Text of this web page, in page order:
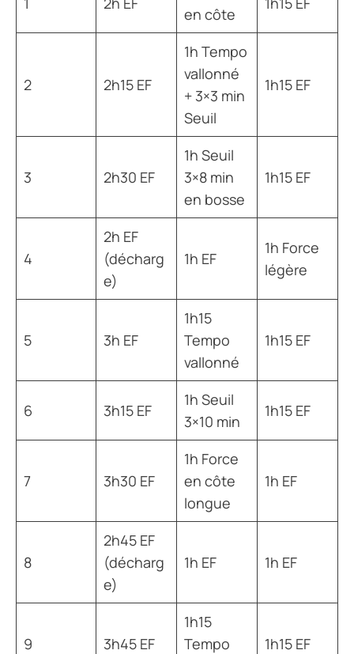
en côte
2 2h15 EF
1h Tempo
vallonné
+ 3×3 min
Seuil
1h15 EF
3 2h30 EF
1h Seuil
3×8 min
en bosse
1h15 EF
4
2h EF
(décharg
e)
1h EF
1h Force
légère
5 3h EF
1h15
Tempo
vallonné
1h15 EF
6 3h15 EF
1h Seuil
3×10 min
1h15 EF
7 3h30 EF
1h Force
en côte
longue
1h EF
8
2h45 EF
(décharg
e)
1h EF 1h EF
9 3h45 EF
1h15
Tempo
1h15 EF